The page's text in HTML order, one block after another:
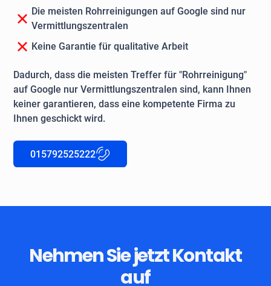
Die meisten Rohrreinigungen auf Google sind nur
Vermittlungszentralen
Keine Garantie für qualitative Arbeit
Dadurch, dass die meisten Treffer für "Rohrreinigung"
auf Google nur Vermittlungszentralen sind, kann Ihnen
keiner garantieren, dass eine kompetente Firma zu
Ihnen geschickt wird.
015792525222
Nehmen Sie jetzt Kontakt
auf